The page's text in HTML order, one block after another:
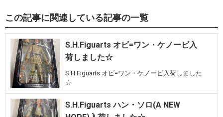
この記事に関連している記事の一覧
S.H.Figuarts オビ=ワン・ケノービ入
荷しました☆
S.H.Figuarts オビ=ワン・ケノービ入荷しました
☆
S.H.Figuarts ハン・ソロ(A NEW